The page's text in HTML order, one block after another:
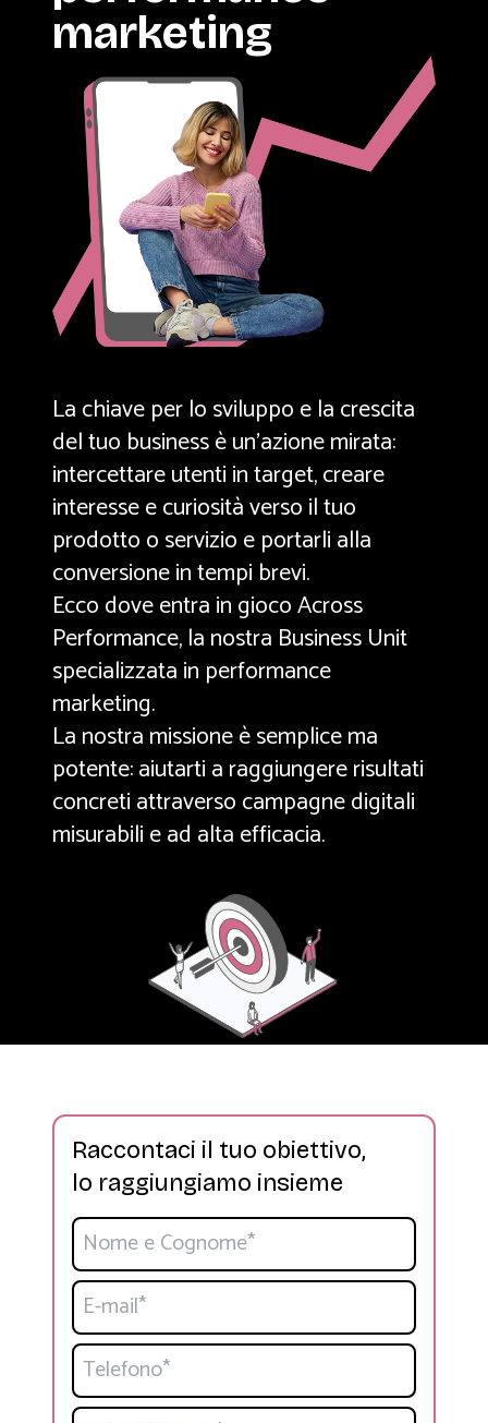
marketing
La chiave per lo sviluppo e la crescita
del tuo business è un’azione mirata:
intercettare utenti in target, creare
interesse e curiosità verso il tuo
prodotto o servizio e portarli alla
conversione in tempi brevi.
Ecco dove entra in gioco Across
Performance, la nostra Business Unit
specializzata in performance
marketing.
La nostra missione è semplice ma
potente: aiutarti a raggiungere risultati
concreti attraverso campagne digitali
misurabili e ad alta efficacia.
Raccontaci il tuo obiettivo,
lo raggiungiamo insieme